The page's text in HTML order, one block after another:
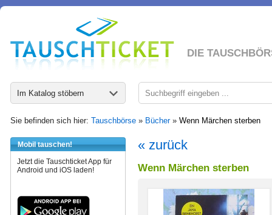
DIE
Im Katalog stöbern
Sie befinden sich hier: Tauschbörse » Bücher» Wenn Märchen sterben
Mobil tauschen!
Jetzt die Tauschticket App für
Android und iOS laden!
« zurück
Wenn Märchen sterben